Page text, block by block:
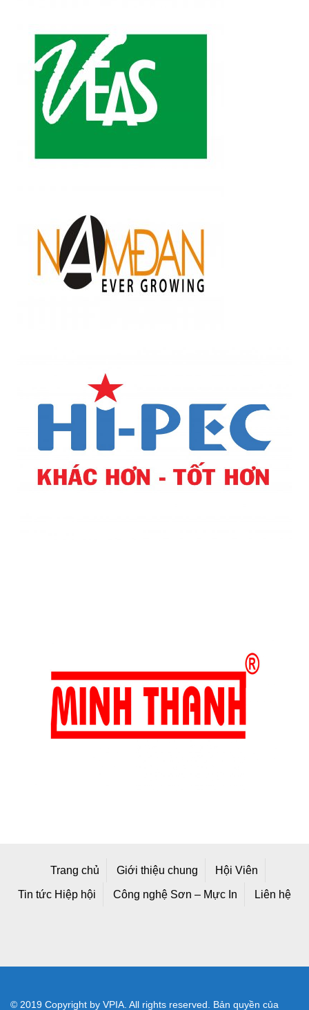
Trang chủ Giới thiệu chung Hội Viên
Tin tức Hiệp hội Công nghệ Sơn – Mực In Liên hệ
© 2019 Copyright by VPIA. All rights reserved. Bản quyền của